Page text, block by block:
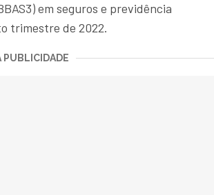
em seguros e previdência
trimestre de 2022.
PUBLICIDADE